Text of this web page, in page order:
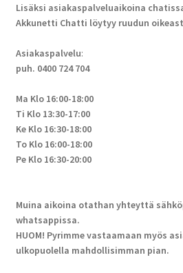
Lisäksi asiakaspalveluaikoina
Akkunetti Chatti löytyy ruudun
Asiakaspalvelu:
puh. 0400 724 704
Ma Klo 16:00-18:00
Ti Klo 13:30-17:00
Ke Klo 16:30-18:00
To Klo 16:00-18:00
Pe Klo 16:30-20:00
Muina aikoina otathan yhteyttä
whatsappissa.
HUOM! Pyrimme vastaamaan myös
ulkopuolella mahdollisimman pian.